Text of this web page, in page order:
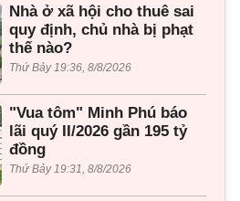
Nhà ở xã hội cho thuê sai
quy định, chủ nhà bị phạt
thế nào?
Thứ Bảy 19:36, 8/8/2026
"Vua tôm" Minh Phú báo
lãi quý II/2026 gần 195 tỷ
đồng
Thứ Bảy 19:31, 8/8/2026